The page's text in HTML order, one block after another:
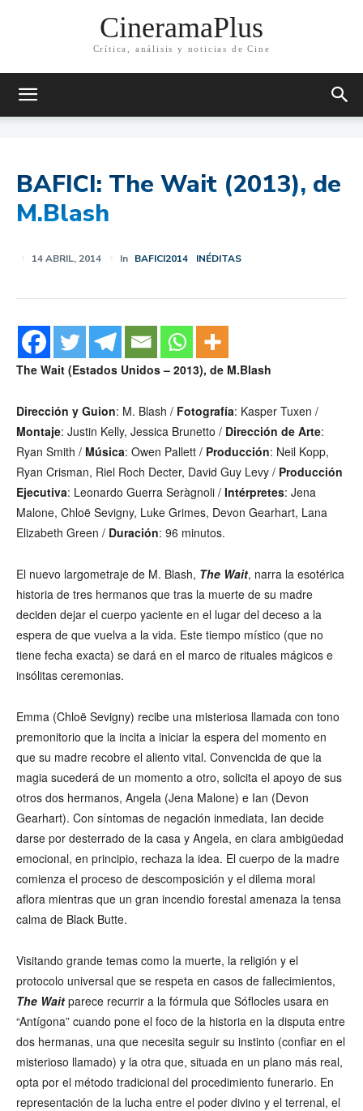
CineramaPlus
Crítica, análisis y noticias de Cine
BAFICI: The Wait (2013), de
M.Blash
14 ABRIL, 2014 In BAFICI2014 INÉDITAS
The Wait (Estados Unidos – 2013), de M.Blash
Dirección y Guion: M. Blash / Fotografía: Kasper Tuxen /
Montaje: Justin Kelly, Jessica Brunetto / Dirección de Arte:
Ryan Smith / Música: Owen Pallett / Producción: Neil Kopp,
Ryan Crisman, Riel Roch Decter, David Guy Levy / Producción
Ejecutiva: Leonardo Guerra Seràgnoli / Intérpretes: Jena
Malone, Chloë Sevigny, Luke Grimes, Devon Gearhart, Lana
Elizabeth Green / Duración: 96 minutos.
El nuevo largometraje de M. Blash, The Wait, narra la esotérica
historia de tres hermanos que tras la muerte de su madre
deciden dejar el cuerpo yaciente en el lugar del deceso a la
espera de que vuelva a la vida. Este tiempo místico (que no
tiene fecha exacta) se dará en el marco de rituales mágicos e
insólitas ceremonias.
Emma (Chloë Sevigny) recibe una misteriosa llamada con tono
premonitorio que la incita a iniciar la espera del momento en
que su madre recobre el aliento vital. Convencida de que la
magia sucederá de un momento a otro, solicita el apoyo de sus
otros dos hermanos, Angela (Jena Malone) e Ian (Devon
Gearhart). Con síntomas de negación inmediata, Ian decide
darse por desterrado de la casa y Angela, en clara ambigüedad
emocional, en principio, rechaza la idea. El cuerpo de la madre
comienza el proceso de descomposición y el dilema moral
aflora mientras que un gran incendio forestal amenaza la tensa
calma de Black Butte.
Visitando grande temas como la muerte, la religión y el
protocolo universal que se respeta en casos de fallecimientos,
The Wait parece recurrir a la fórmula que Sóflocles usara en
“Antígona” cuando pone el foco de la historia en la disputa entre
dos hermanas, una que necesita seguir su instinto (confiar en el
misterioso llamado) y la otra que, situada en un plano más real,
opta por el método tradicional del procedimiento funerario. En
representación de la lucha entre el poder divino y el terrenal, el